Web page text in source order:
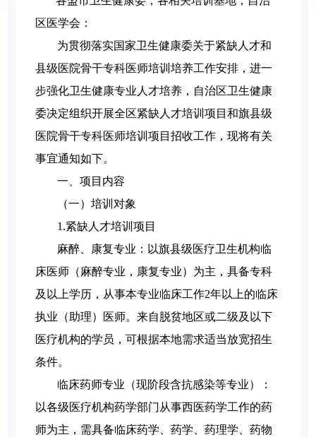
区医学会：
为贯彻落实国家卫生健康委关于紧缺人才和
县级医院骨干专科医师培训培养工作安排，进一
步强化卫生健康专业人才培养，自治区卫生健康
委决定组织开展全区紧缺人才培训项目和旗县级
医院骨干专科医师培训项目招收工作，现将有关
事宜通知如下。
一、项目内容
（一）培训对象
1.紧缺人才培训项目
麻醉、康复专业：以旗县级医疗卫生机构临
床医师（麻醉专业，康复专业）为主，具备专科
及以上学历，从事本专业临床工作2年以上的临床
执业（助理）医师。来自脱贫地区或二级及以下
医疗机构的学员，可根据本地需求适当放宽招生
条件。
临床药师专业（现阶段含抗感染等专业）：
以各级医疗机构药学部门从事西医药学工作的药
师为主，需具备临床药学、药学、药理学、药物